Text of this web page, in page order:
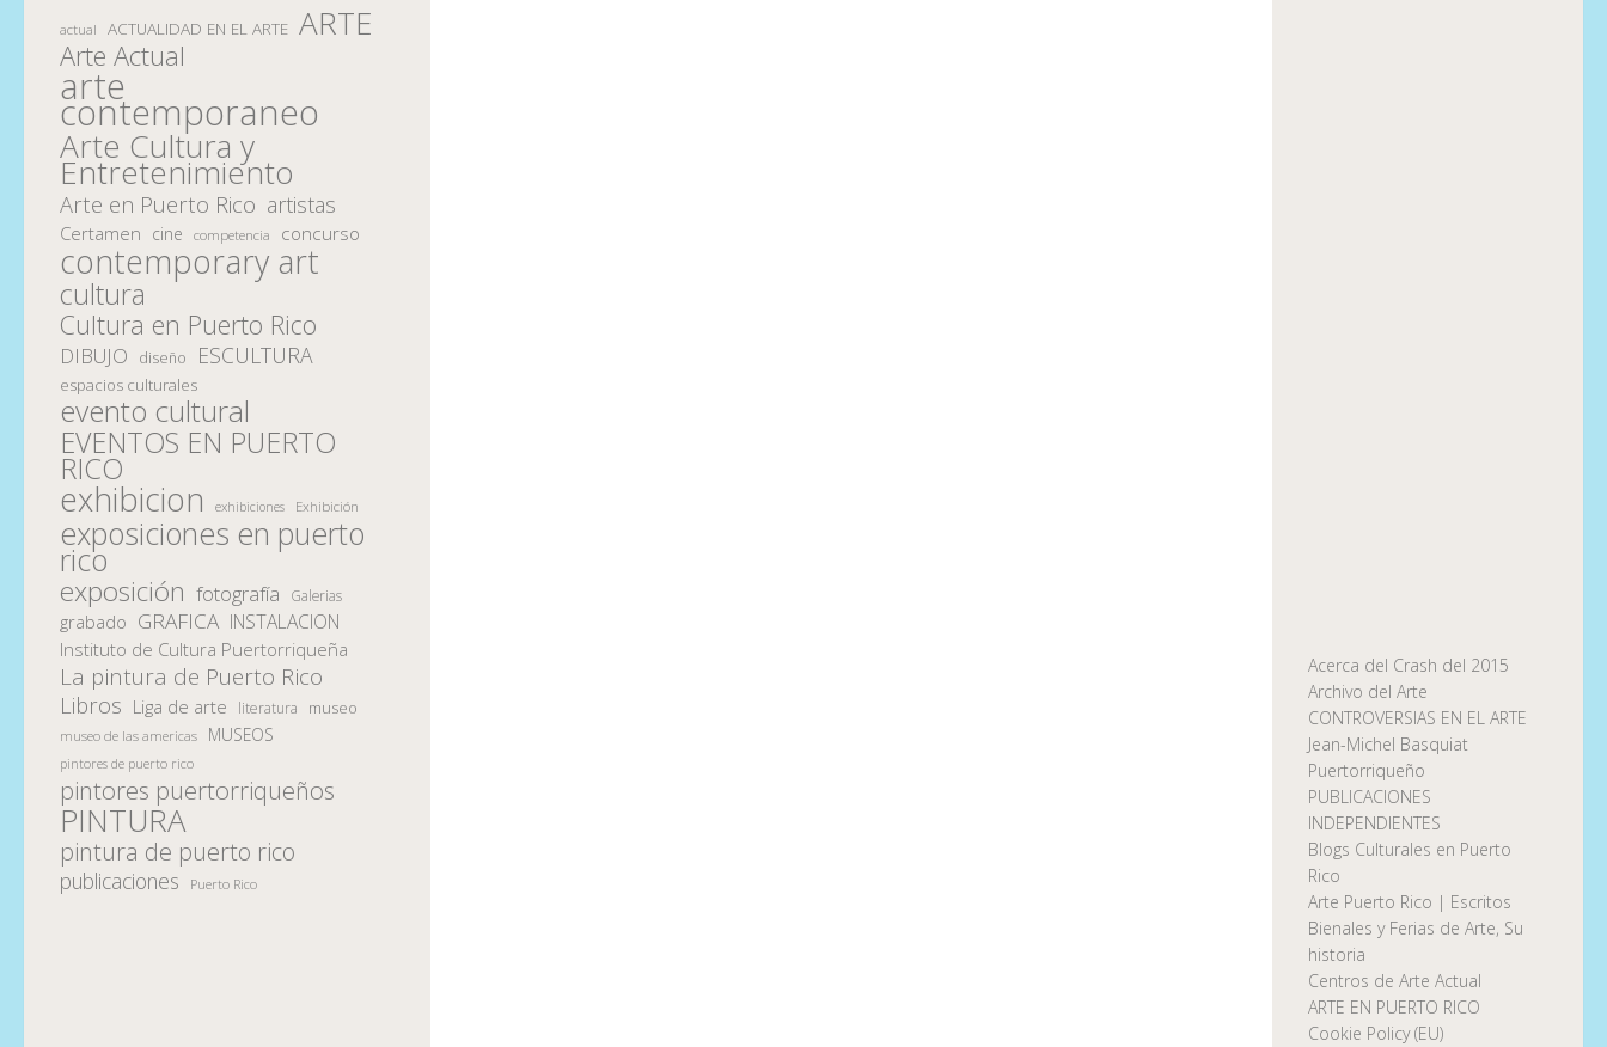
actual ACTUALIDAD EN EL ARTE ARTE
Arte Actual
arte
contemporaneo
Arte Cultura y
Entretenimiento
Arte en Puerto Rico artistas
Certamen cine competencia concurso
contemporary art
cultura
Cultura en Puerto Rico
DIBUJO diseño ESCULTURA
espacios culturales
evento cultural
EVENTOS EN PUERTO
RICO
exhibicion exhibiciones Exhibición
exposiciones en puerto
rico
exposición fotografía Galerias
grabado GRAFICA INSTALACION
Instituto de Cultura Puertorriqueña
La pintura de Puerto Rico
Libros Liga de arte literatura museo
museo de las americas MUSEOS
pintores de puerto rico
pintores puertorriqueños
PINTURA
pintura de puerto rico
publicaciones Puerto Rico
Acerca del Crash del 2015
Archivo del Arte
CONTROVERSIAS EN EL ARTE
Jean-Michel Basquiat
Puertorriqueño
PUBLICACIONES
INDEPENDIENTES
Blogs Culturales en Puerto
Rico
Arte Puerto Rico | Escritos
Bienales y Ferias de Arte, Su
historia
Centros de Arte Actual
ARTE EN PUERTO RICO
Cookie Policy (EU)